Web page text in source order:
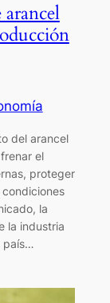
del arancel
el
proteger
la
la industria
país…